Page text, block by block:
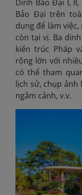
Dinh Bảo Đại I,
Bảo Đại trên
dụng để làm
còn tại vị. Ba
kiến trúc Pháp
rộng lớn với
có thể ​​tham
lịch sử, chụp
ngắm cảnh, v.v.